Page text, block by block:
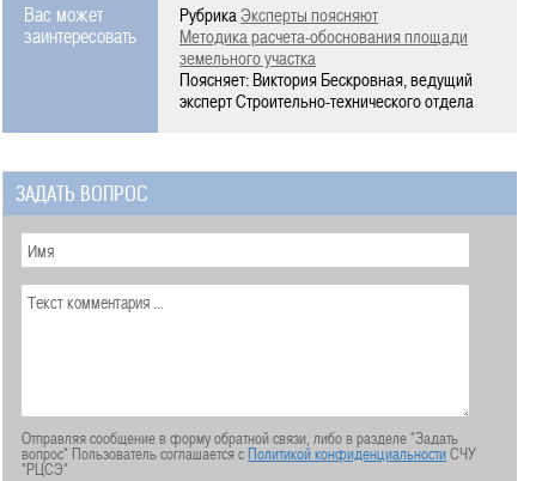
Вас может
заинтересовать
РубрикаЭксперты поясняют
Методика расчета-обоснования площади
земельного участка
Поясняет: Виктория Бескровная, ведущий
эксперт Строительно-технического отдела
ЗАДАТЬ ВОПРОС
Отправляя сообщение в форму обратной связи, либо в разделе "Задать
вопрос" Пользователь соглашается сПолитикой конфиденциальностиСЧУ
"РЦСЭ"